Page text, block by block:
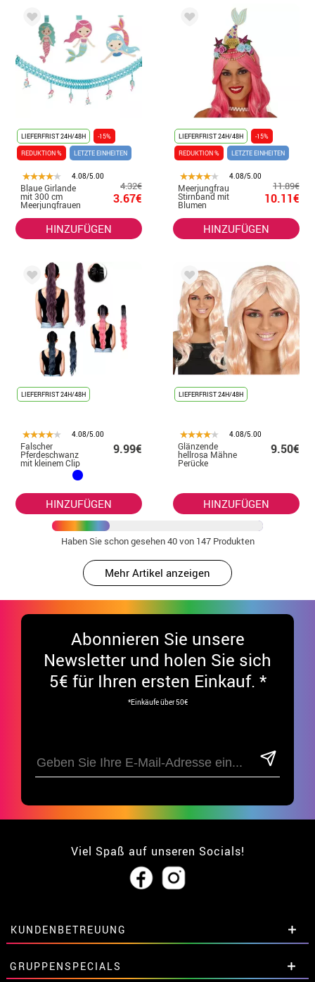
LIEFERFRIST 24H/48H
-15%
REDUKTION %
LETZTE EINHEITEN
4.08/5.00
Blaue Girlande
mit 300 cm
Meerjungfrauen
4.32€
3.67€
HINZUFÜGEN
LIEFERFRIST 24H/48H
-15%
REDUKTION %
LETZTE EINHEITEN
4.08/5.00
Meerjungfrau
Stirnband mit
Blumen
11.89€
10.11€
HINZUFÜGEN
LIEFERFRIST 24H/48H
4.08/5.00
Falscher
Pferdeschwanz
mit kleinem Clip
in verschiedenen
9.99€
HINZUFÜGEN
LIEFERFRIST 24H/48H
4.08/5.00
Glänzende
hellrosa Mähne
Perücke
9.50€
HINZUFÜGEN
Haben Sie schon gesehen40von 147 Produkten
Mehr Artikel anzeigen
Abonnieren Sie unsere
Newsletter und holen Sie sich
5€ für Ihren ersten Einkauf. *
*Einkäufe über 50€
Viel Spaß auf unseren Socials!
KUNDENBETREUUNG
• Über uns
GRUPPENSPECIALS